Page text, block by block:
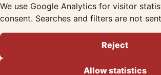
We use Google Analytics for visitor
consent. Searches and filters are not
Reject
Allow statistics